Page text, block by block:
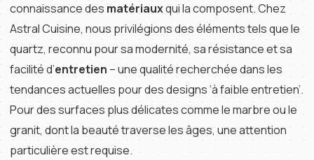
connaissance des matériauxqui la composent. Chez
Astral Cuisine, nous privilégions des éléments tels que le
quartz, reconnu pour sa modernité, sa résistance et sa
facilité d’entretien – une qualité recherchée dans les
tendances actuelles pour des designs ‘à faible entretien’.
Pour des surfaces plus délicates comme le marbre ou le
granit, dont la beauté traverse les âges, une attention
particulière est requise.